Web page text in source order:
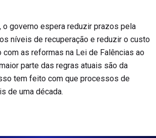
o governo espera reduzir prazos pela
níveis de recuperação e reduzir o custo
as reformas na Lei de Falências ao
parte das regras atuais são da
tem feito com que processos de
de uma década.